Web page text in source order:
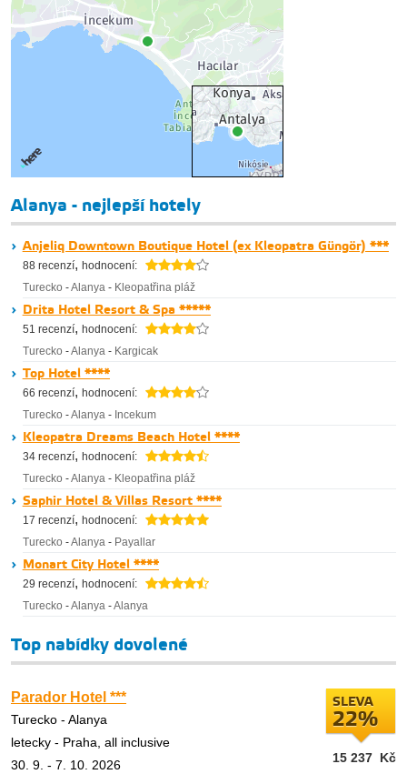
Alanya - nejlepší hotely
Anjeliq Downtown Boutique Hotel (ex Kleopatra Güngör) ***
88 recenzí, hodnocení:
Turecko -Alanya - Kleopatřina pláž
Drita Hotel Resort & Spa *****
51 recenzí, hodnocení:
Turecko -Alanya - Kargicak
Top Hotel ****
66 recenzí, hodnocení:
Turecko -Alanya - Incekum
Kleopatra Dreams Beach Hotel ****
34 recenzí, hodnocení:
Turecko -Alanya - Kleopatřina pláž
Saphir Hotel & Villas Resort ****
17 recenzí, hodnocení:
Turecko -Alanya - Payallar
Monart City Hotel ****
29 recenzí, hodnocení:
Turecko -Alanya -Alanya
Top nabídky dovolené
Parador Hotel ***
Turecko - Alanya
letecky - Praha, all inclusive
30. 9. - 7. 10. 2026
SLEVA
22%
15 237 Kč